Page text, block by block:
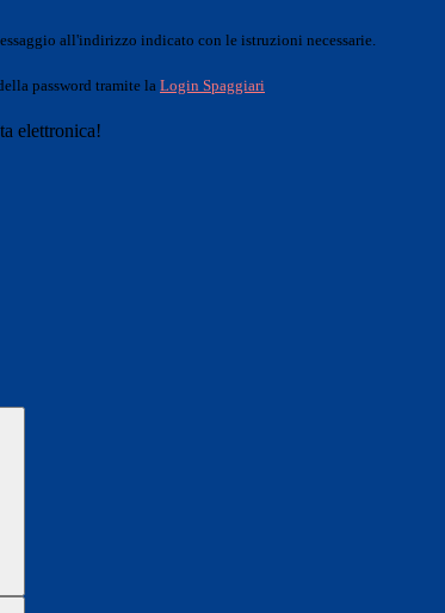
all'indirizzo indicato con le istruzioni necessarie.
password tramite la Login Spaggiari
elettronica!